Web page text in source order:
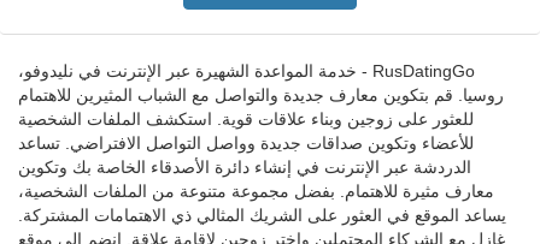
RusDatingGo - خدمة المواعدة الشهيرة عبر الإنترنت في نليدوفو،
روسيا. قم بتكوين معارف جديدة والتواصل مع الشباب المثيرين للاهتمام
للعثور على زوجين وبناء علاقات قوية. استكشف الملفات الشخصية
للأعضاء وتكوين صداقات جديدة وواصل التواصل الافتراضي. تساعد
الدردشة عبر الإنترنت في إنشاء دائرة الأصدقاء الخاصة بك وتكوين
معارف مثيرة للاهتمام. بفضل مجموعة متنوعة من الملفات الشخصية،
يساعد الموقع في العثور على الشريك المثالي ذي الاهتمامات المشتركة.
غازل مع الشركاء المحتملين واختر زوجين لإقامة علاقة. انضم إلى موقع